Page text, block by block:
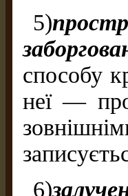
5)
способу
неї —
6)